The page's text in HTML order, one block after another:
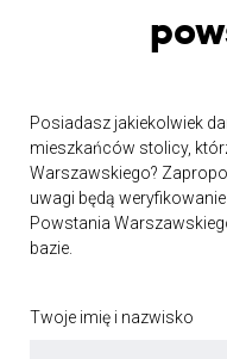
Posiadasz jakiekolwiek
mieszkańców stolicy,
Warszawskiego?
uwagi będą
Powstania
bazie.
Twoje imię i nazwisko